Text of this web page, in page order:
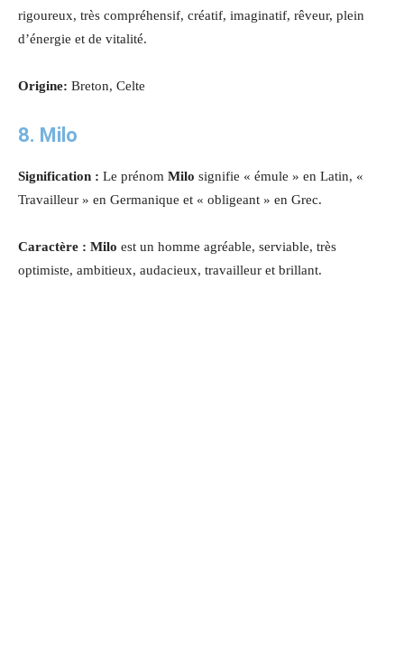
rigoureux, très compréhensif, créatif, imaginatif, rêveur, plein
d’énergie et de vitalité.
Origine: Breton, Celte
8. Milo
Signification : Le prénom Milo signifie « émule » en Latin, «
Travailleur » en Germanique et « obligeant » en Grec.
Caractère : Milo est un homme agréable, serviable, très
optimiste, ambitieux, audacieux, travailleur et brillant.